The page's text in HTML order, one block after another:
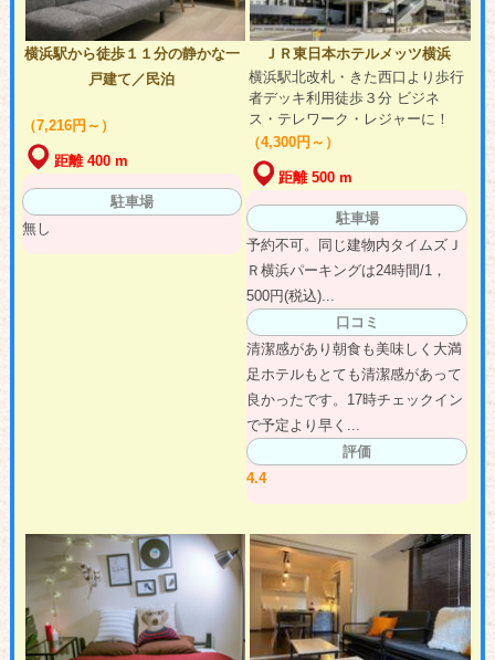
横浜駅から徒歩１１分の静かな一
戸建て／民泊
（7,216円～）
距離 400 m
駐車場
無し
ＪＲ東日本ホテルメッツ横浜
横浜駅北改札・きた西口より歩行
者デッキ利用徒歩３分 ビジネ
ス・テレワーク・レジャーに！
（4,300円～）
距離 500 m
駐車場
予約不可。同じ建物内タイムズＪ
Ｒ横浜パーキングは24時間/1，
500円(税込)...
口コミ
清潔感があり朝食も美味しく大満
足ホテルもとても清潔感があって
良かったです。17時チェックイン
で予定より早く...
評価
4.4